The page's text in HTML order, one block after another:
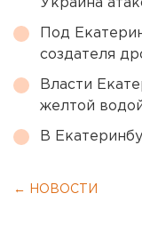
Украина
Под
создателя
Власти
желтой
В
← НОВОСТИ